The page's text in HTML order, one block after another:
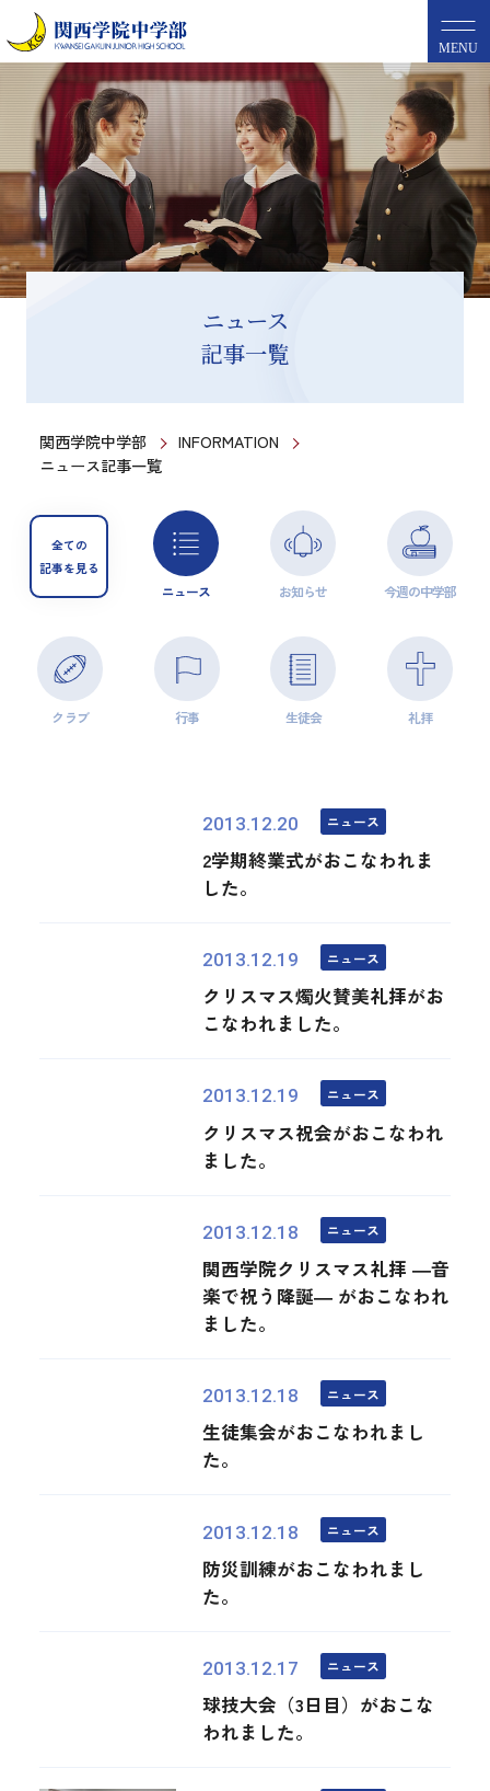
MENU
ニュース
記事一覧
関西学院中学部
INFORMATION
ニュース記事一覧
全ての
記事を見る
ニュース お知らせ 今週の中学部
クラブ 行事 生徒会 礼拝
2013.12.20 ニュース
2学期終業式がおこなわれま
した。
2013.12.19 ニュース
クリスマス燭火賛美礼拝がお
こなわれました。
2013.12.19 ニュース
クリスマス祝会がおこなわれ
ました。
2013.12.18 ニュース
関西学院クリスマス礼拝 ―音
楽で祝う降誕― がおこなわれ
ました。
2013.12.18 ニュース
生徒集会がおこなわれまし
た。
2013.12.18 ニュース
防災訓練がおこなわれまし
た。
2013.12.17 ニュース
球技大会（3日目）がおこな
われました。